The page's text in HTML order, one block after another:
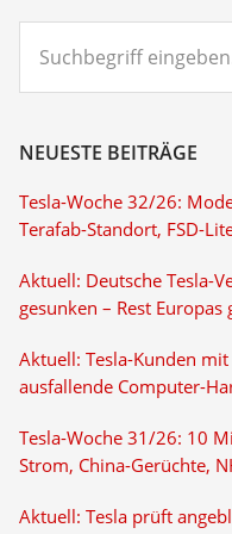
eingeben...
NEUESTE BEITRÄGE
Tesla-Woche 32/26:
Terafab-Standort, FSD-
Aktuell: Deutsche Tesla-
gesunken – Rest Europas
Aktuell: Tesla-Kunden
ausfallende Computer-
Tesla-Woche 31/26: 10
Strom, China-Gerüchte,
Aktuell: Tesla prüft